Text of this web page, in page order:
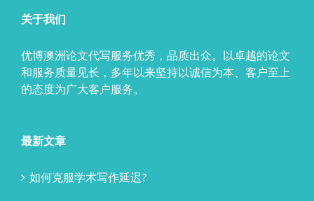
关于我们
优博澳洲论文代写服务优秀，品质出众。以卓越的论文
和服务质量见长，多年以来坚持以诚信为本、客户至上
的态度为广大客户服务。
最新文章
如何克服学术写作延迟?